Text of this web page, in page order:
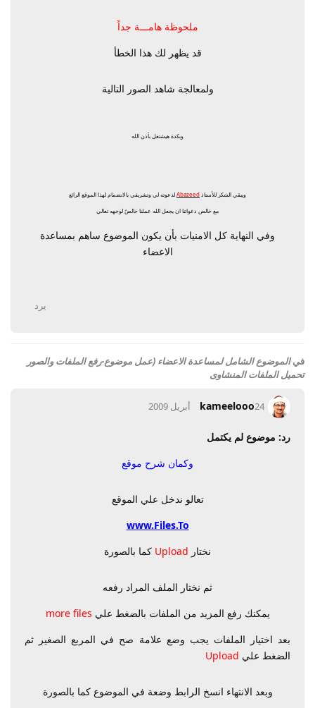
ملحوظة هامـــة جداً
قد يظهر لك هذا الخطأ
ولمعالجة شاهد الصور التالية
وبكدة هيشتغل بأذن الله
ويبقي الشكر للأستاذ Abazeedلدعوته لي وتشريفي بالانضمام لهذا الموقع الرائع
مع خالص دعواتنا ان يجعل الله عملنا خالصً لوجهه تعالي
وفي النهاية كل الامنيات بأن يكون الموضوع ساهم بمساعدة
الاعضاء
يرد
فيالموضوع الشامل لمساعدة الاعضاء (عمل موضوع-رفع الملفات والصور
تحميل الملفات المنشاوى
kameelooo24 أبريل 2009
رد: موضوع لم يكتمل
وكمان شرح موقع
تعالو ندخل علي الموقع
www.Files.To
نختار Upload كما بالصورة
ثم نختار الملف المراد رفعه
يمكنك رفع المزيد من الملفات بالضغط علي more files
بعد اختيار الملفات يجب وضع علامة صح في المربع الصغير ثم
الضغط علي Upload
وبعد الانتهاء انسخ الرابط وضعة في الموضوع كما بالصورة